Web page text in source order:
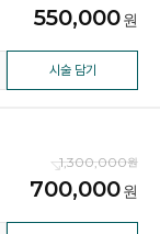
550,000
시술 담기
1,300,000
700,000